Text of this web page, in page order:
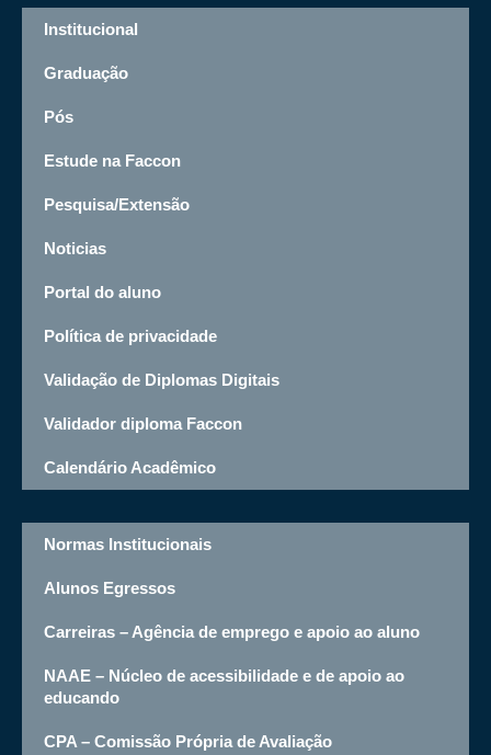
Institucional
Graduação
Pós
Estude na Faccon
Pesquisa/Extensão
Noticias
Portal do aluno
Política de privacidade
Validação de Diplomas Digitais
Validador diploma Faccon
Calendário Acadêmico
Normas Institucionais
Alunos Egressos
Carreiras – Agência de emprego e apoio ao aluno
NAAE – Núcleo de acessibilidade e de apoio ao
educando
CPA – Comissão Própria de Avaliação